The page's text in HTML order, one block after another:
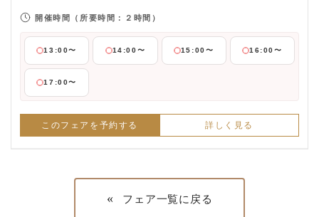
開催時間 （所要時間：２時間）
13:00〜 14:00〜 15:00〜 16:00〜
17:00〜
このフェアを予約する 詳しく見る
« フェア一覧に戻る